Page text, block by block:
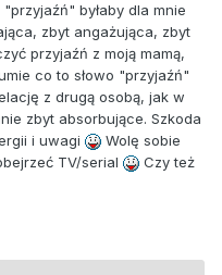
byłaby dla mnie
zbyt angażująca, zbyt
przyjaźń z moją mamą,
co to słowo "przyjaźń"
z drugą osobą, jak w
zbyt absorbujące. Szkoda
i uwagi
Wolę sobie
TV/serial
Czy też